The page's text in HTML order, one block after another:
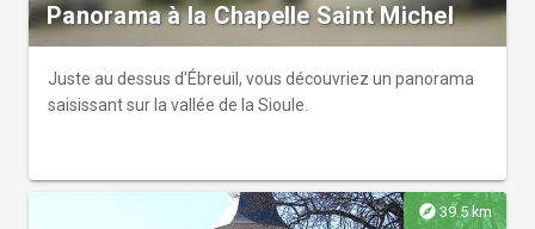
Panorama à la Chapelle Saint Michel
Juste au dessus d'Ébreuil, vous découvriez un panorama
saisissant sur la vallée de la Sioule.
explore 39.5 km